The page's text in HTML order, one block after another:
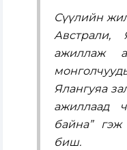
Сүүлийн
ажиллаж
Ялангуяа
ажиллаад
байна”
биш.